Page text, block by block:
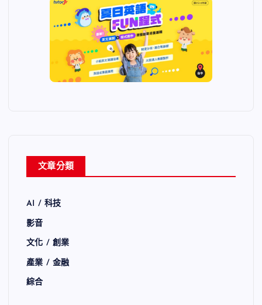
文章分類
AI / 科技
影音
文化 / 創業
產業 / 金融
綜合